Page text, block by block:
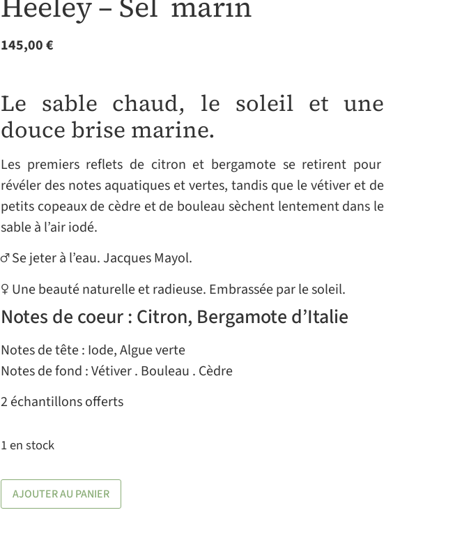
145,00€
Le sable chaud, le soleil et une
douce brise marine.
Les premiers reflets de citron et bergamote se retirent pour
révéler des notes aquatiques et vertes, tandis que le vétiver et de
petits copeaux de cèdre et de bouleau sèchent lentement dans le
sable à l’air iodé.
♂ Se jeter à l’eau. Jacques Mayol.
♀ Une beauté naturelle et radieuse. Embrassée par le soleil.
Notes de coeur : Citron, Bergamote d’Italie
Notes de tête : Iode, Algue verte
Notes de fond : Vétiver . Bouleau . Cèdre
2 échantillons offerts
1 en stock
AJOUTER AU PANIER